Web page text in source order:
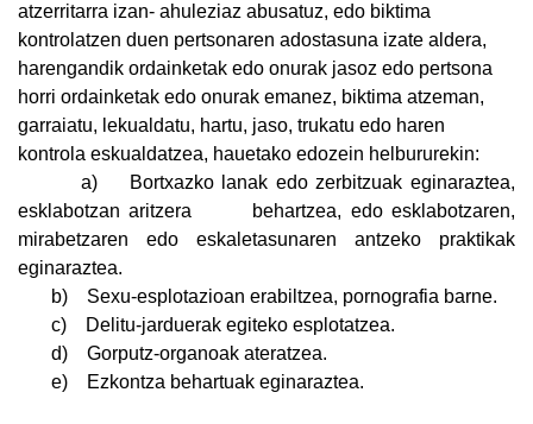
atzerritarra izan- ahuleziaz abusatuz, edo biktima
kontrolatzen duen pertsonaren adostasuna izate aldera,
harengandik ordainketak edo onurak jasoz edo pertsona
horri ordainketak edo onurak emanez, biktima atzeman,
garraiatu, lekualdatu, hartu, jaso, trukatu edo haren
kontrola eskualdatzea, hauetako edozein helbururekin:
a) Bortxazko lanak edo zerbitzuak eginaraztea,
esklabotzan aritzera behartzea, edo esklabotzaren,
mirabetzaren edo eskaletasunaren antzeko praktikak
eginaraztea.
b) Sexu-esplotazioan erabiltzea, pornografia barne.
c) Delitu-jarduerak egiteko esplotatzea.
d) Gorputz-organoak ateratzea.
e) Ezkontza behartuak eginaraztea.